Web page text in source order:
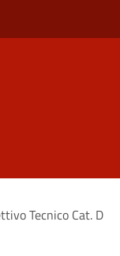
Tecnico Cat. D